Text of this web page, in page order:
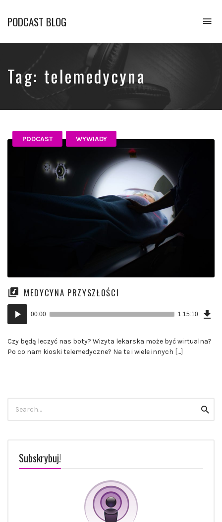
PODCAST BLOG
o
Tag: telemedycyna
PODCAST WYWIADY
MEDYCYNA PRZYSZŁOŚCI
Odtwarzacz
plików
00:00 1:15:10
Czy będą leczyć nas boty? Wizyta lekarska może być wirtualna?
Po co nam kioski telemedyczne? Na te i wiele innych […]
Subskrybuj!